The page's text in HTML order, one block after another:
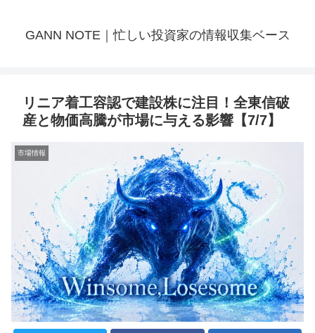
GANN NOTE｜忙しい投資家の情報収集ベース
リニア着工容認で建設株に注目！全東信破
産と物価高騰が市場に与える影響【7/7】
市場情報